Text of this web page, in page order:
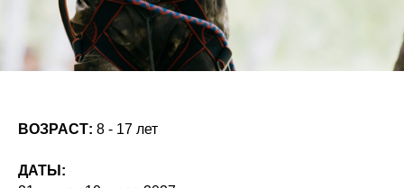
ВОЗРАСТ: 8 - 17 лет
ДАТЫ: